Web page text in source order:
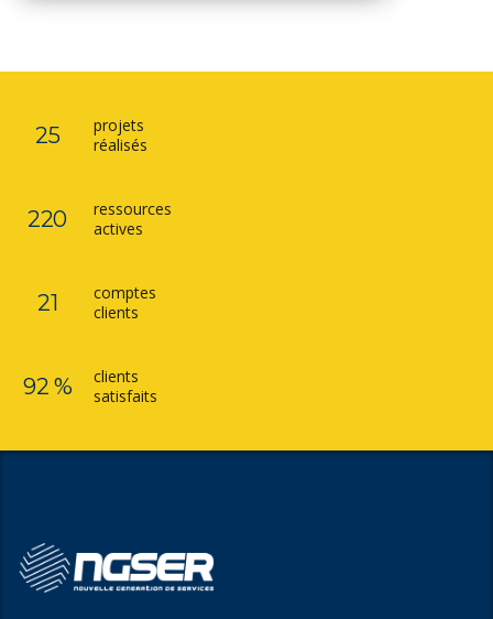
25
projets
réalisés
220
ressources
actives
21
comptes
clients
92 %
clients
satisfaits